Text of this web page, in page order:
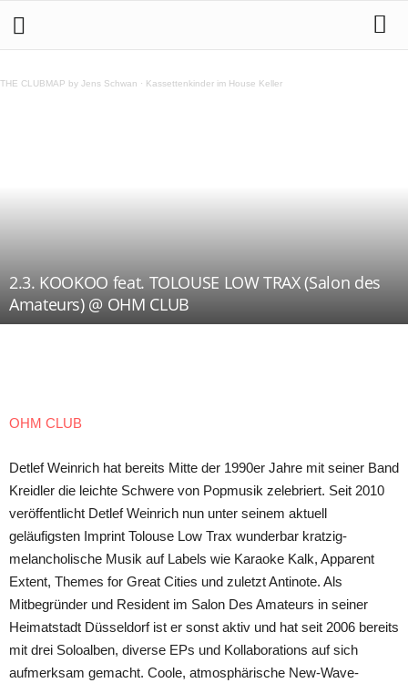
THE CLUBMAP by Jens Schwan · Kassettenkinder im House Keller
2.3. KOOKOO feat. TOLOUSE LOW TRAX (Salon des
Amateurs) @ OHM CLUB
OHM CLUB
Detlef Weinrich hat bereits Mitte der 1990er Jahre mit seiner Band
Kreidler die leichte Schwere von Popmusik zelebriert. Seit 2010
veröffentlicht Detlef Weinrich nun unter seinem aktuell
geläufigsten Imprint Tolouse Low Trax wunderbar kratzig-
melancholische Musik auf Labels wie Karaoke Kalk, Apparent
Extent, Themes for Great Cities und zuletzt Antinote. Als
Mitbegründer und Resident im Salon Des Amateurs in seiner
Heimatstadt Düsseldorf ist er sonst aktiv und hat seit 2006 bereits
mit drei Soloalben, diverse EPs und Kollaborations auf sich
aufmerksam gemacht. Coole, atmosphärische New-Wave-